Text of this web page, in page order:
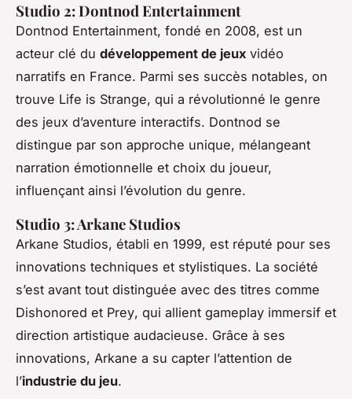
Studio 2: Dontnod Entertainment
Dontnod Entertainment, fondé en 2008, est un
acteur clé du développement de jeux vidéo
narratifs en France. Parmi ses succès notables, on
trouve Life is Strange, qui a révolutionné le genre
des jeux d’aventure interactifs. Dontnod se
distingue par son approche unique, mélangeant
narration émotionnelle et choix du joueur,
influençant ainsi l’évolution du genre.
Studio 3: Arkane Studios
Arkane Studios, établi en 1999, est réputé pour ses
innovations techniques et stylistiques. La société
s’est avant tout distinguée avec des titres comme
Dishonored et Prey, qui allient gameplay immersif et
direction artistique audacieuse. Grâce à ses
innovations, Arkane a su capter l’attention de
l’industrie du jeu.